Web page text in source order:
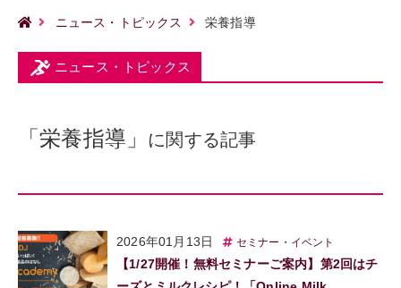
ニュース・トピックス 栄養指導
ニュース・トピックス
「栄養指導」 に関する記事
2026年01月13日 セミナー・イベント
【1/27開催！無料セミナーご案内】第2回はチ